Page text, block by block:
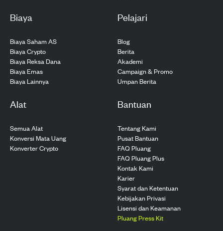
Biaya
Biaya Saham AS
Biaya Crypto
Biaya Reksa Dana
Biaya Emas
Biaya Lainnya
Pelajari
Blog
Berita
Akademi
Campaign & Promo
Umpan Berita
Alat
Semua Alat
Konversi Mata Uang
Konverter Crypto
Bantuan
Tentang Kami
Pusat Bantuan
FAQ Pluang
FAQ Pluang Plus
Kontak Kami
Karier
Syarat dan Ketentuan
Kebijakan Privasi
Lisensi dan Keamanan
Pluang Press Kit